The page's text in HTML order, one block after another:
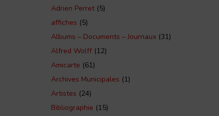
Adrien Perret(5)
affiches (5)
Albums – Documents – Journaux (31)
Alfred Wolff (12)
Amicarte (61)
Archives Municipales (1)
Artistes (24)
Bibliographie (15)